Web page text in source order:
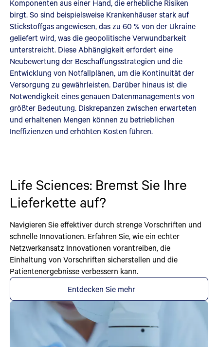
Komponenten aus einer Hand, die erhebliche Risiken
birgt. So sind beispielsweise Krankenhäuser stark auf
Stickstoffgas angewiesen, das zu 60 % von der Ukraine
geliefert wird, was die geopolitische Verwundbarkeit
unterstreicht. Diese Abhängigkeit erfordert eine
Neubewertung der Beschaffungsstrategien und die
Entwicklung von Notfallplänen, um die Kontinuität der
Versorgung zu gewährleisten. Darüber hinaus ist die
Notwendigkeit eines genauen Datenmanagements von
größter Bedeutung. Diskrepanzen zwischen erwarteten
und erhaltenen Mengen können zu betrieblichen
Ineffizienzen und erhöhten Kosten führen.
Life Sciences: Bremst Sie Ihre
Lieferkette auf?
Navigieren Sie effektiver durch strenge Vorschriften und
schnelle Innovationen. Erfahren Sie, wie ein echter
Netzwerkansatz Innovationen vorantreiben, die
Einhaltung von Vorschriften sicherstellen und die
Patientenergebnisse verbessern kann.
Entdecken Sie mehr